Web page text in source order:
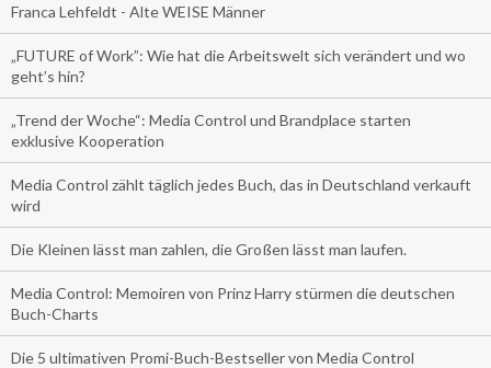
Franca Lehfeldt - Alte WEISE Männer
„FUTURE of Work”: Wie hat die Arbeitswelt sich verändert und wo
geht’s hin?
„Trend der Woche“: Media Control und Brandplace starten
exklusive Kooperation
Media Control zählt täglich jedes Buch, das in Deutschland verkauft
wird
Die Kleinen lässt man zahlen, die Großen lässt man laufen.
Media Control: Memoiren von Prinz Harry stürmen die deutschen
Buch-Charts
Die 5 ultimativen Promi-Buch-Bestseller von Media Control